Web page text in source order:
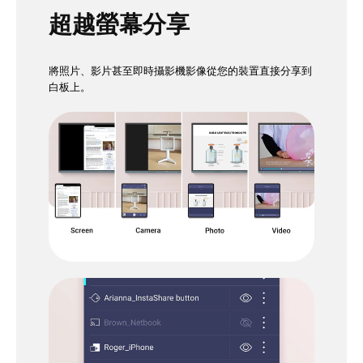
超越螢幕分享
將照片、影片甚至即時攝影機影像從您的裝置直接分享到
白板上。